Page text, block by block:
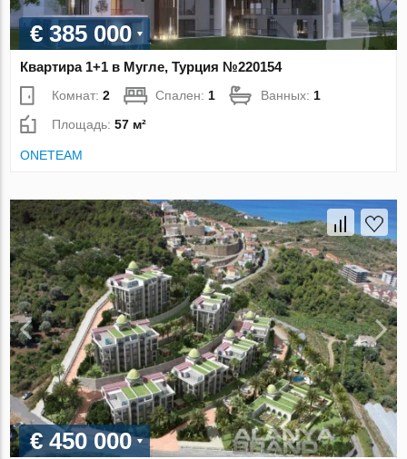
€ 385 000
Квартира 1+1 в Мугле, Турция №220154
Комнат:2 Спален:1 Ванных:1
Площадь:57 м²
ONETEAM
€ 450 000